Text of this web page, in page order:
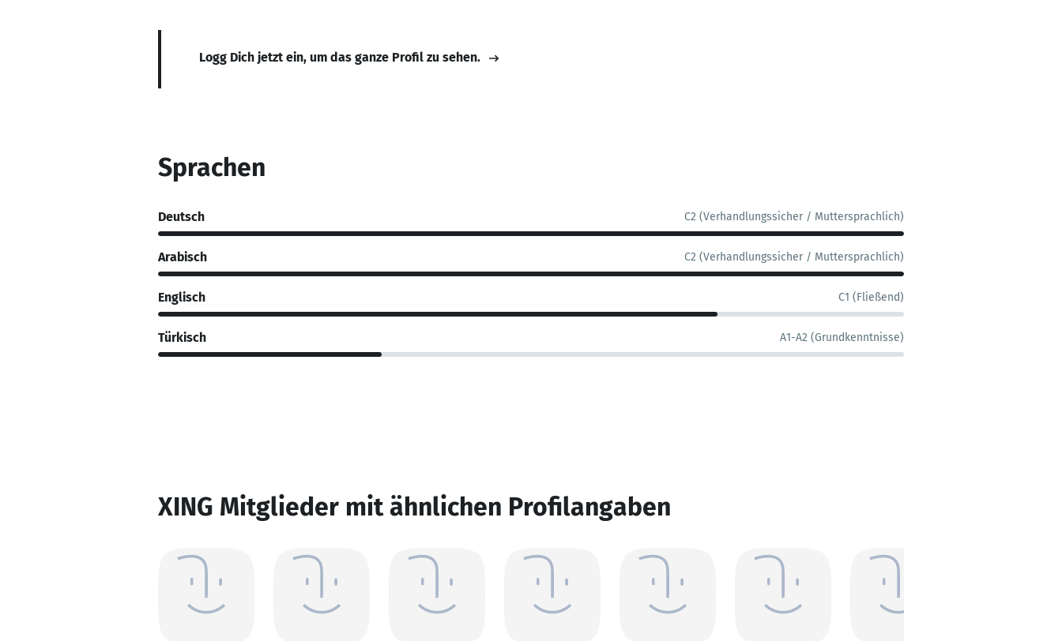
Logg Dich jetzt ein, um das ganze Profil zu sehen.
Sprachen
Deutsch C2 (Verhandlungssicher / Muttersprachlich)
Arabisch C2 (Verhandlungssicher / Muttersprachlich)
Englisch C1 (Fließend)
Türkisch A1-A2 (Grundkenntnisse)
XING Mitglieder mit ähnlichen Profilangaben